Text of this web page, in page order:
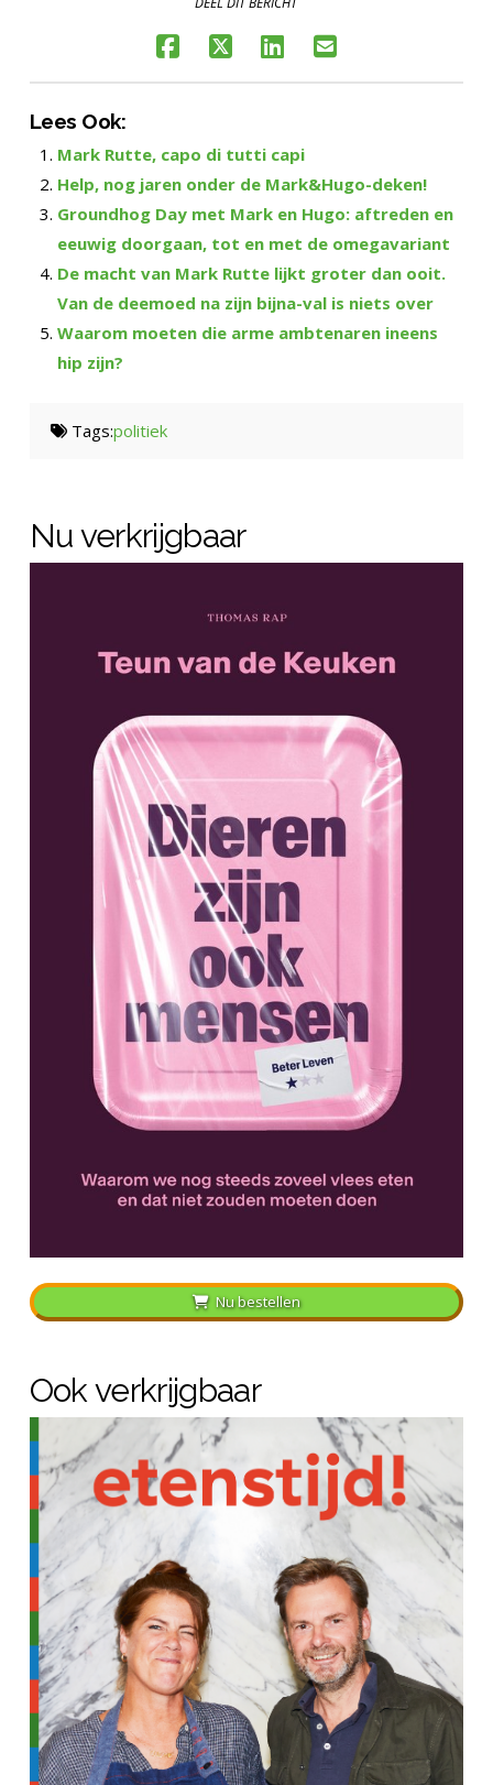
Lees Ook:
Mark Rutte, capo di tutti capi
Help, nog jaren onder de Mark&Hugo-deken!
Groundhog Day met Mark en Hugo: aftreden en
eeuwig doorgaan, tot en met de omegavariant
De macht van Mark Rutte lijkt groter dan ooit.
Van de deemoed na zijn bijna-val is niets over
Waarom moeten die arme ambtenaren ineens
hip zijn?
Tags:politiek
Nu verkrijgbaar
Nu bestellen
Ook verkrijgbaar